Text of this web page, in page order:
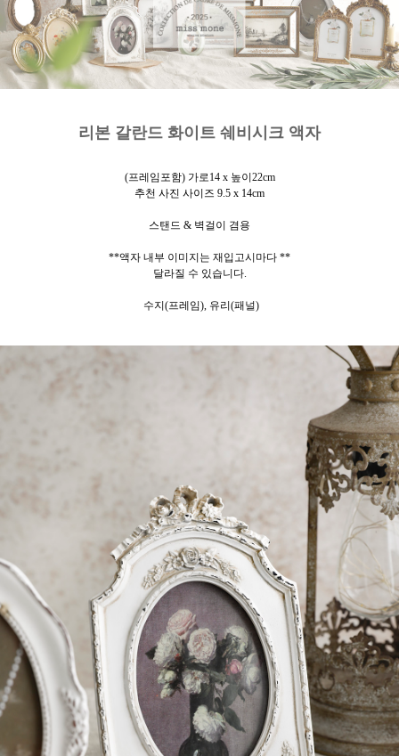
리본 갈란드 화이트 쉐비시크 액자
(프레임포함) 가로14 x 높이22cm
추천 사진 사이즈 9.5 x 14cm
스탠드 & 벽걸이 겸용
**액자 내부 이미지는 재입고시마다 **
달라질 수 있습니다.
수지(프레임), 유리(패널)